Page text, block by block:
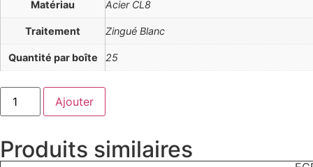
Pas150
Matériau Acier CL8
Traitement Zingué Blanc
Quantité par boîte 25
quantité
ECROU
DIN
985
Ajouter
Produits similaires